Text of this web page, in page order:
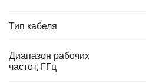
Тип кабеля
Диапазон рабочих
частот, ГГц